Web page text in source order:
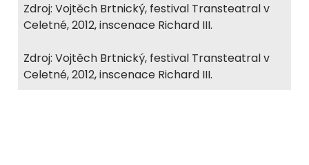
Zdroj: Vojtěch Brtnický, festival Transteatral v
Celetné, 2012, inscenace Richard III.
Zdroj: Vojtěch Brtnický, festival Transteatral v
Celetné, 2012, inscenace Richard III.